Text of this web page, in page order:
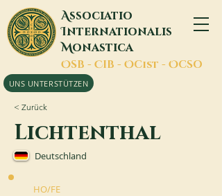
Associatio
Internationalis
Monastica
OSB - CIB - OCist - OCSO
UNS UNTERSTÜTZEN
< Zurück
Lichtenthal
Deutschland
HO/FE